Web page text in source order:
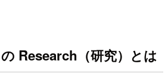
Research（研究）とは